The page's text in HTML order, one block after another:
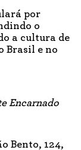
por
o
a cultura de
Brasil e no
Encarnado
Bento, 124,